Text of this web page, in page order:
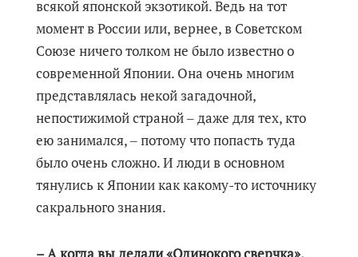
всякой японской экзотикой. Ведь на тот
момент в России или, вернее, в Советском
Союзе ничего толком не было известно о
современной Японии. Она очень многим
представлялась некой загадочной,
непостижимой страной ‒ даже для тех, кто
ею занимался, ‒ потому что попасть туда
было очень сложно. И люди в основном
тянулись к Японии как какому-то источнику
сакрального знания.